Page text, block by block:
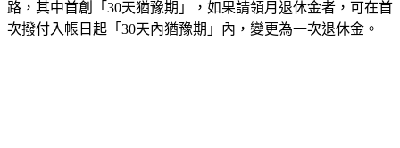
次撥付入帳日起「30天內猶豫期」內，變更為一次退休金。